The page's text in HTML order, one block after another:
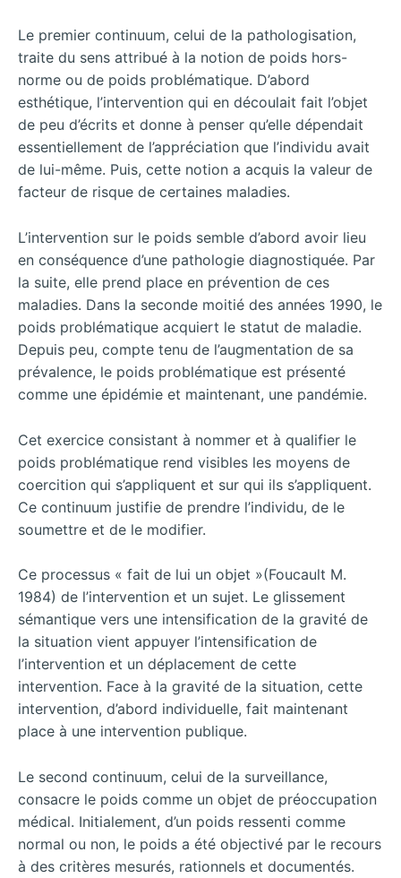
Le premier continuum, celui de la pathologisation,
traite du sens attribué à la notion de poids hors-
norme ou de poids problématique. D’abord
esthétique, l’intervention qui en découlait fait l’objet
de peu d’écrits et donne à penser qu’elle dépendait
essentiellement de l’appréciation que l’individu avait
de lui-même. Puis, cette notion a acquis la valeur de
facteur de risque de certaines maladies.
L’intervention sur le poids semble d’abord avoir lieu
en conséquence d’une pathologie diagnostiquée. Par
la suite, elle prend place en prévention de ces
maladies. Dans la seconde moitié des années 1990, le
poids problématique acquiert le statut de maladie.
Depuis peu, compte tenu de l’augmentation de sa
prévalence, le poids problématique est présenté
comme une épidémie et maintenant, une pandémie.
Cet exercice consistant à nommer et à qualifier le
poids problématique rend visibles les moyens de
coercition qui s’appliquent et sur qui ils s’appliquent.
Ce continuum justifie de prendre l’individu, de le
soumettre et de le modifier.
Ce processus « fait de lui un objet »(Foucault M.
1984) de l’intervention et un sujet. Le glissement
sémantique vers une intensification de la gravité de
la situation vient appuyer l’intensification de
l’intervention et un déplacement de cette
intervention. Face à la gravité de la situation, cette
intervention, d’abord individuelle, fait maintenant
place à une intervention publique.
Le second continuum, celui de la surveillance,
consacre le poids comme un objet de préoccupation
médical. Initialement, d’un poids ressenti comme
normal ou non, le poids a été objectivé par le recours
à des critères mesurés, rationnels et documentés.